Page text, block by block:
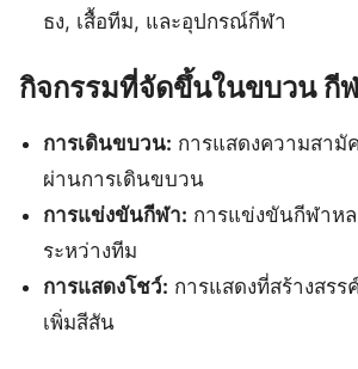
ธง, เสื้อทีม, และอุปกรณ์กีฬา
กิจกรรมที่จัดขึ้นในขบวน กี
การเดินขบวน: การแสดงความสามั
ผ่านการเดินขบวน
การแข่งขันกีฬา: การแข่งขันกีฬาหล
ระหว่างทีม
การแสดงโชว์: การแสดงที่สร้างสรร
เพิ่มสีสัน